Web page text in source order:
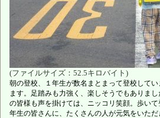
(ファイルサイズ：52.5キロバイト)
朝の登校、１年生が数名まとまって登校して
ます。足踏みも力強く、楽しそうでもありま
の皆様も声を掛けては、ニッコリ笑顔。歩いて
年生の皆さんに、たくさんの人が元気をいた